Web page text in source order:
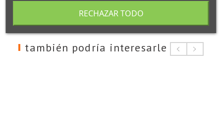
también podría interesarle
RECHAZAR TODO